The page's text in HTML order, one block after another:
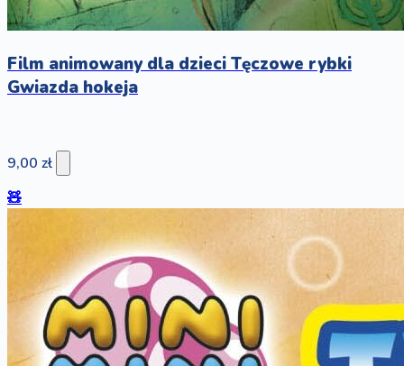
Film animowany dla dzieci Tęczowe rybki
Gwiazda hokeja
9,00 zł
🧸